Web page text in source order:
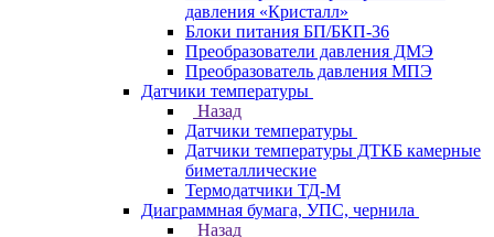
давления «Кристалл»
Блоки питания БП/БКП-36
Преобразователи давления ДМЭ
Преобразователь давления МПЭ
Датчики температуры
Назад
Датчики температуры
Датчики температуры ДТКБ камерные
биметаллические
Термодатчики ТД-М
Диаграммная бумага, УПС, чернила
Назад